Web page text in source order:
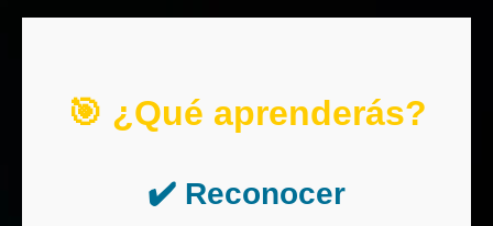
🎯 ¿Qué aprenderás?
✔️ Reconocer